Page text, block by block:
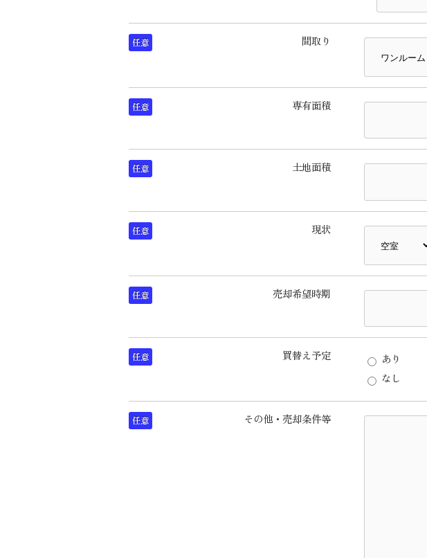
任意 間取り
任意
専有面積
任意
土地面積
任意 現状
任意
売却希望時期
任意 買替え予定
あり
なし
任意 その他・売却条件等